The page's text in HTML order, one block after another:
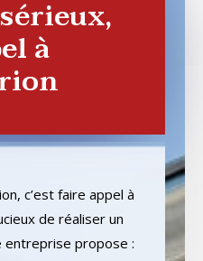
à
c’est faire appel à
de réaliser un
entreprise propose :